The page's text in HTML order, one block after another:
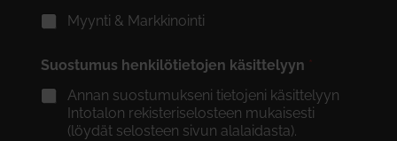
Myynti & Markkinointi
Suostumus henkilötietojen käsittelyyn *
Annan suostumukseni tietojeni käsittelyyn
Intotalon rekisteriselosteen mukaisesti
(löydät selosteen sivun alalaidasta).